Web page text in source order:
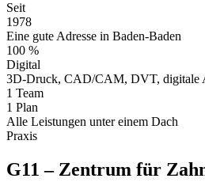
Seit
1978
Eine gute Adresse in Baden-Baden
100 %
Digital
3D-Druck, CAD/CAM, DVT, digitale
1 Team
1 Plan
Alle Leistungen unter einem Dach
Praxis
G11 – Zentrum für